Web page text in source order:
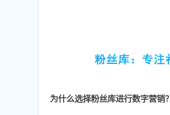
为什么选择粉丝库进行数字营销？